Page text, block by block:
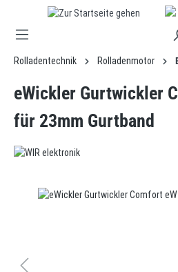
springen
Rolladentechnik Rolladenmotor
eWickler Gurtwickler
für 23mm Gurtband
Bildergalerie überspringen